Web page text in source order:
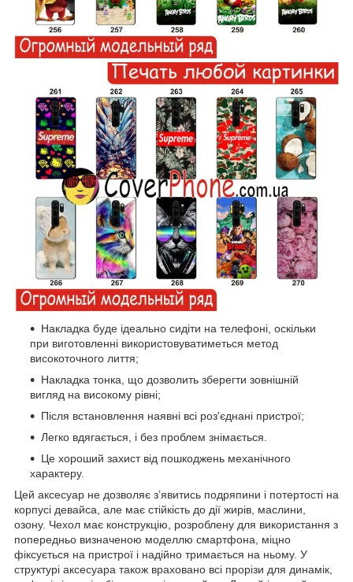
Накладка буде ідеально сидіти на телефоні, оскільки
при виготовленні використовуватиметься метод
високоточного лиття;
Накладка тонка, що дозволить зберегти зовнішній
вигляд на високому рівні;
Після встановлення наявні всі роз'єднані пристрої;
Легко вдягається, і без проблем знімається.
Це хороший захист від пошкоджень механічного
характеру.
Цей аксесуар не дозволяє з’явитись подряпини і потертості на
корпусі девайса, але має стійкість до дії жирів, маслини,
озону. Чехол має конструкцію, розроблену для використання з
попередньо визначеною моделлю смартфона, міцно
фіксується на пристрої і надійно тримається на ньому. У
структурі аксесуара також враховано всі прорізи для динамік,